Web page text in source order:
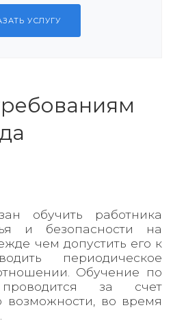
УСЛУГУ
обучить работника
и безопасности на
чем допустить его к
периодическое
Обучение по
за счет
возможности, во время